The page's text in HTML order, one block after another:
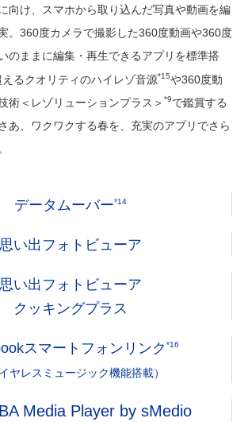
向け、スマホから取り込んだ写真や動画を編
。360度カメラで撮影した360度動画や360度
のままに編集・再生できるアプリを標準搭
るクオリティのハイレゾ音源*15や360度動
術＜レゾリューションプラス＞ *9で鑑賞する
あ、ワクワクする春を、充実のアプリでさら
データムーバー*14
思い出フォトビューア
思い出フォトビューア
クッキングプラス
スマートフォンリンク *16
イヤレスミュージック機能搭載）
Media Player by sMedio